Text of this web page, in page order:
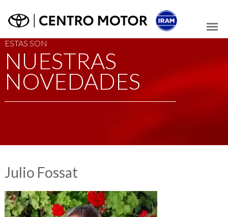
ESTAS SON
NUESTRAS
NOVEDADES
Julio Fossat